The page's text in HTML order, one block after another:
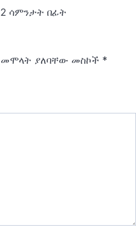
2 ሳምንታት በፊት
መሞላት ያለባቸው መስኮች *